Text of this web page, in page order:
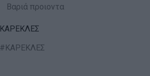
Βαριά προιοντα
ΚΑΡΕΚΛΕΣ
ΚΑΡΕΚΛΕΣ